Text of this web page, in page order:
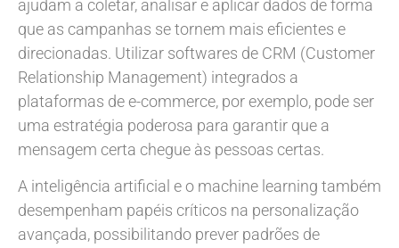
ajudam a coletar, analisar e aplicar dados de forma
que as campanhas se tornem mais eficientes e
direcionadas. Utilizar softwares de CRM (Customer
Relationship Management) integrados a
plataformas de e-commerce, por exemplo, pode ser
uma estratégia poderosa para garantir que a
mensagem certa chegue às pessoas certas.
A inteligência artificial e o machine learning também
desempenham papéis críticos na personalização
avançada, possibilitando prever padrões de